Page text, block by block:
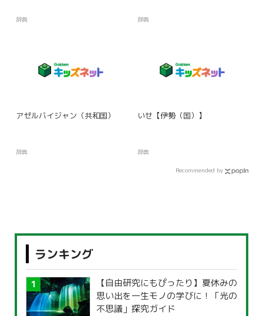
辞典 辞典
アゼルバイジャン（共和国）
辞典
いせ【伊勢（国）】
辞典
Recommended by
ランキング
【自由研究にもぴったり】夏休みの
思い出を一生モノの学びに！「光の
不思議」探究ガイド